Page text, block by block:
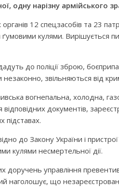
одну нарізну армійського
12 спецзасобів та 23
ґумовими кулями. Вирішується
до поліції зброю,
звільняються від
вогнепальна, холодна,
документів,
підставах.
до Закону України і
кулями несмертельної дії.
доручень управління
наголошує, що